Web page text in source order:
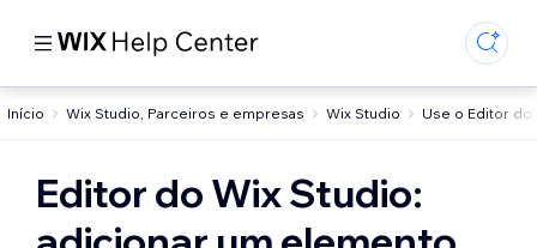
Início Wix Studio, Parceiros e empresas Wix Studio Use o Editor do
Editor do Wix Studio: